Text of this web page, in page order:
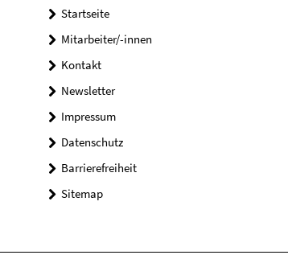
Startseite
Mitarbeiter/-innen
Kontakt
Newsletter
Impressum
Datenschutz
Barrierefreiheit
Sitemap